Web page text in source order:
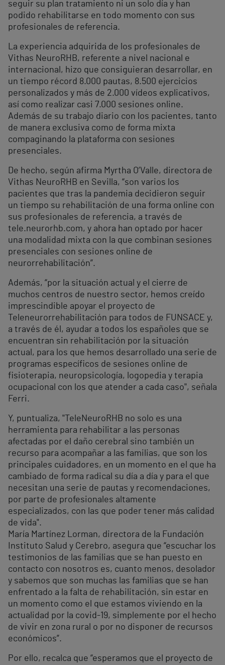
seguir su plan tratamiento ni un solo día y han
podido rehabilitarse en todo momento con sus
profesionales de referencia.
La experiencia adquirida de los profesionales de
Vithas NeuroRHB, referente a nivel nacional e
internacional, hizo que consiguieran desarrollar, en
un tiempo récord 8.000 pautas, 8.500 ejercicios
personalizados y más de 2.000 vídeos explicativos,
así como realizar casi 7.000 sesiones online.
Además de su trabajo diario con los pacientes, tanto
de manera exclusiva como de forma mixta
compaginando la plataforma con sesiones
presenciales.
De hecho, según afirma Myrtha O’Valle, directora de
Vithas NeuroRHB en Sevilla, “son varios los
pacientes que tras la pandemia decidieron seguir
un tiempo su rehabilitación de una forma online con
sus profesionales de referencia, a través de
tele.neurorhb.com, y ahora han optado por hacer
una modalidad mixta con la que combinan sesiones
presenciales con sesiones online de
neurorrehabilitación”.
Además, “por la situación actual y el cierre de
muchos centros de nuestro sector, hemos creído
imprescindible apoyar el proyecto de
Teleneurorrehabilitación para todos de FUNSACE y,
a través de él, ayudar a todos los españoles que se
encuentran sin rehabilitación por la situación
actual, para los que hemos desarrollado una serie de
programas específicos de sesiones online de
fisioterapia, neuropsicología, logopedia y terapia
ocupacional con los que atender a cada caso", señala
Ferri.
Y, puntualiza, "TeleNeuroRHB no solo es una
herramienta para rehabilitar a las personas
afectadas por el daño cerebral sino también un
recurso para acompañar a las familias, que son los
principales cuidadores, en un momento en el que ha
cambiado de forma radical su día a día y para el que
necesitan una serie de pautas y recomendaciones,
por parte de profesionales altamente
especializados, con las que poder tener más calidad
de vida".
María Martínez Lorman, directora de la Fundación
Instituto Salud y Cerebro, asegura que “escuchar los
testimonios de las familias que se han puesto en
contacto con nosotros es, cuanto menos, desolador
y sabemos que son muchas las familias que se han
enfrentado a la falta de rehabilitación, sin estar en
un momento como el que estamos viviendo en la
actualidad por la covid-19, simplemente por el hecho
de vivir en zona rural o por no disponer de recursos
económicos”.
Por ello, recalca que “esperamos que el proyecto de